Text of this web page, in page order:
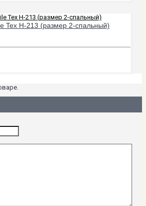
Tex H-213 (размер 2-спальный)